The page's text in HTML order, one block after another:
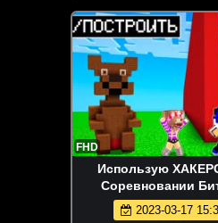
FHD
Использую
Соревновании
ГОВОРЯЩИЙ БЕН
ТРОЛЛИНГ
2023-03-17